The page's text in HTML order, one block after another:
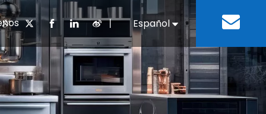
chino Equipos de refrigeración
Equipo para lavar platos
Negocios e Industria Residencias de
Descargar
del desarrollo
丨 Español
English